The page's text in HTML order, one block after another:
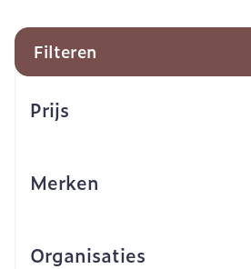
Filteren
Prijs
Merken
Organisaties